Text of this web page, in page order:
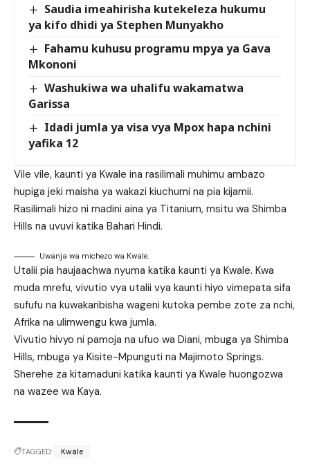
Saudia imeahirisha kutekeleza hukumu
ya kifo dhidi ya Stephen Munyakho
Fahamu kuhusu programu mpya ya Gava
Mkononi
Washukiwa wa uhalifu wakamatwa
Garissa
Idadi jumla ya visa vya Mpox hapa nchini
yafika 12
Vile vile, kaunti ya Kwale ina rasilimali muhimu ambazo
hupiga jeki maisha ya wakazi kiuchumi na pia kijamii.
Rasilimali hizo ni madini aina ya Titanium, msitu wa Shimba
Hills na uvuvi katika Bahari Hindi.
Uwanja wa michezo wa Kwale.
Utalii pia haujaachwa nyuma katika kaunti ya Kwale. Kwa
muda mrefu, vivutio vya utalii vya kaunti hiyo vimepata sifa
sufufu na kuwakaribisha wageni kutoka pembe zote za nchi,
Afrika na ulimwengu kwa jumla.
Vivutio hivyo ni pamoja na ufuo wa Diani, mbuga ya Shimba
Hills, mbuga ya Kisite-Mpunguti na Majimoto Springs.
Sherehe za kitamaduni katika kaunti ya Kwale huongozwa
na wazee wa Kaya.
TAGGED: Kwale